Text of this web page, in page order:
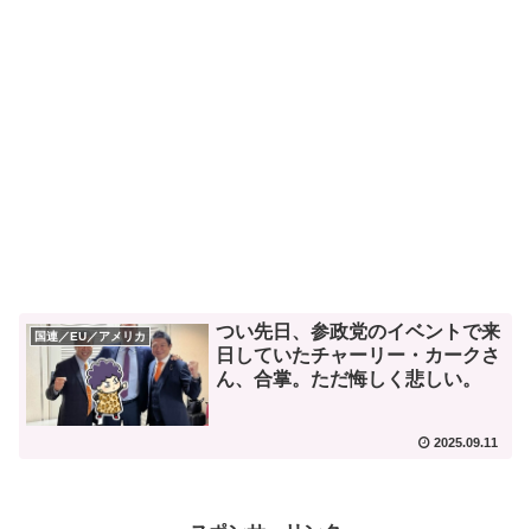
国連／EU／アメリカ
つい先日、参政党のイベントで来
日していたチャーリー・カークさ
ん、合掌。ただ悔しく悲しい。
2025.09.11